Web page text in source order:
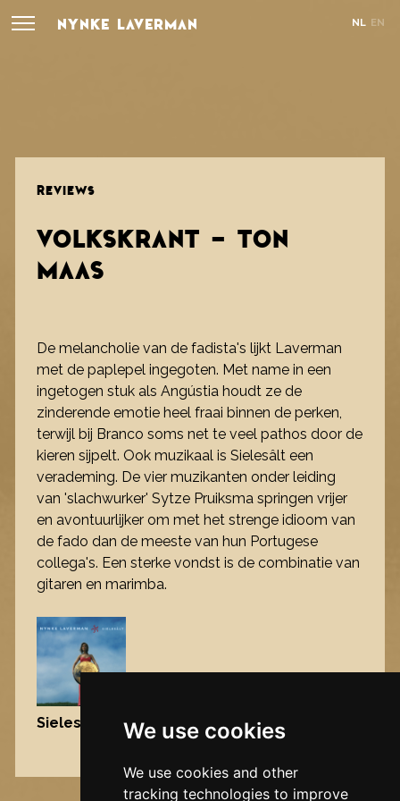
We use cookies
We use cookies and other
tracking technologies to improve
NYNKE LAVERMAN NL EN
REVIEWS
VOLKSKRANT - TON
MAAS
De melancholie van de fadista's lijkt Laverman
met de paplepel ingegoten. Met name in een
ingetogen stuk als Angústia houdt ze de
zinderende emotie heel fraai binnen de perken,
terwijl bij Branco soms net te veel pathos door de
kieren sijpelt. Ook muzikaal is Sielesâlt een
verademing. De vier muzikanten onder leiding
van 'slachwurker' Sytze Pruiksma springen vrijer
en avontuurlijker om met het strenge idioom van
de fado dan de meeste van hun Portugese
collega's. Een sterke vondst is de combinatie van
gitaren en marimba.
Sielesâlt , 2004
Nynke's slowcials